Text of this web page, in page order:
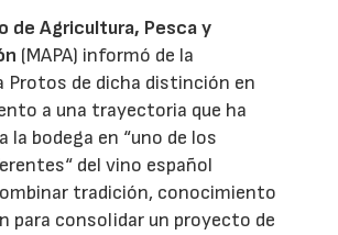
de Agricultura, Pesca y
(MAPA) informó de la
Protos de dicha distinción en
a una trayectoria que ha
la bodega en “uno de los
del vino español
tradición, conocimiento
para consolidar un proyecto de